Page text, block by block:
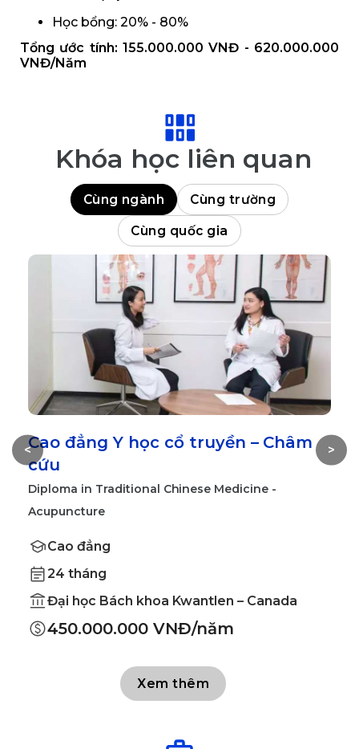
Học bổng: 20% - 80%
Tổng ước tính: 155.000.000 VNĐ - 620.000.000
VNĐ/Năm
Khóa học liên quan
Cùng ngành Cùng trường
Cùng quốc gia
Cao đẳng Y học cổ truyền – Châm
cứu
Diploma in Traditional Chinese Medicine -​
Acupuncture
Cao đẳng
24 tháng
Đại học Bách khoa Kwantlen – Canada
450.000.000 VNĐ/năm
>
<
Xem thêm